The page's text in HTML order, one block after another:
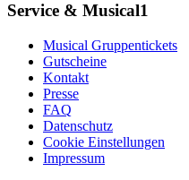
Service & Musical1
Musical Gruppentickets
Gutscheine
Kontakt
Presse
FAQ
Datenschutz
Cookie Einstellungen
Impressum